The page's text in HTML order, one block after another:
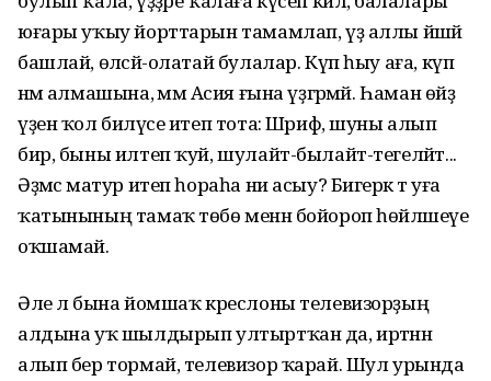
юғары уҡыу йорттарын тамамлап, үҙ аллы йәшәй
башлай, өләсәй-олатай булалар. Күп һыу аға, күп
нәмә алмашына, әммә Асия ғына үҙгәрмәй. Һаман өйҙә
үҙен ҡол биләүсе итеп тота: Шәриф, шуны алып
бир, быны илтеп ҡуй, шулайт-былайт-тегеләйт...
Әҙәмсә матур итеп һораһа ни асыу? Бигерәк тә уға
ҡатынының тамаҡ төбө менән бойороп һөйләшеүе
оҡшамай.
Әле лә бына йомшаҡ креслоны телевизорҙың
алдына уҡ шылдырып ултыртҡан да, иртәнән
алып бер тормай, телевизор ҡарай. Шул урында